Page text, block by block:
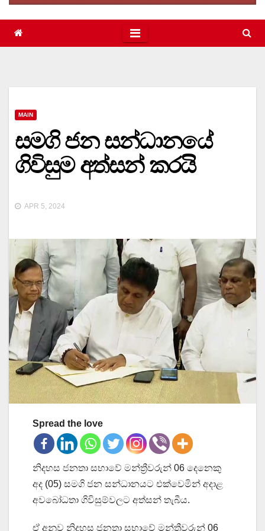
MAIN
සමගි ජන සන්ධානයේ
ගිවිසුම අත්සන් කරයි
APR 5, 2024
Spread the love
නිදහස ජනතා සභාවේ මන්ත්‍රීවරුන් 06 දෙනෙකු
අද (05) සමගි ජන සන්ධානයට එක්වෙමින් අදාළ
අවබෝධතා ගිවිසුම්වලට අත්සන් තැබීය.
ඒ අනුව නිදහස ජනතා සභාවේ මන්ත්‍රීවරුන් 06